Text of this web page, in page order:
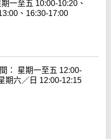
一至五 10:00-10:20、
、16:30-17:00
： 星期一至五 12:00-
期六／日 12:00-12:15